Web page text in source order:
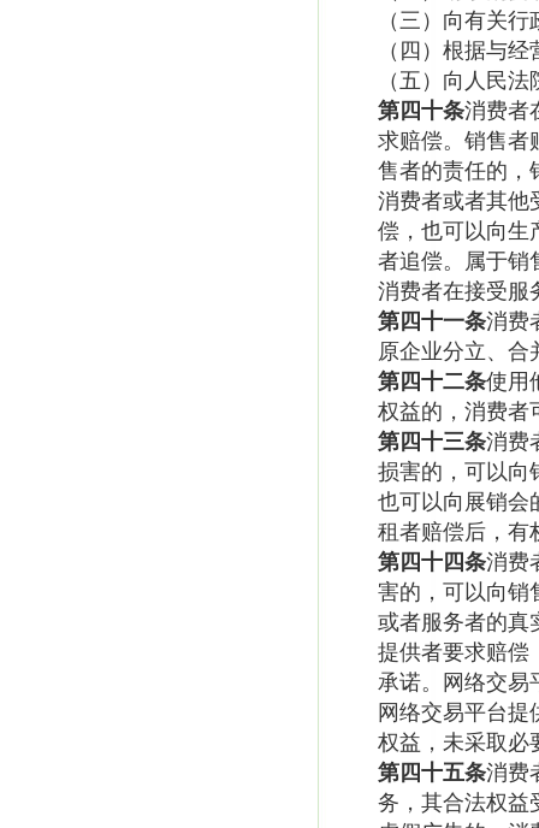
（三）向有关
（四）根据与
（五）向人民
第四十条消费者
求赔偿。销售者
售者的责任的，
消费者或者其他
偿，也可以向生
者追偿。属于销
消费者在接受服
第四十一条消费
原企业分立、合
第四十二条使用
权益的，消费者
第四十三条消费
损害的，可以向
也可以向展销会
租者赔偿后，有
第四十四条消费
害的，可以向销
或者服务者的真
提供者要求赔偿
承诺。网络交易
网络交易平台
权益，未采取必
第四十五条消费
务，其合法权益